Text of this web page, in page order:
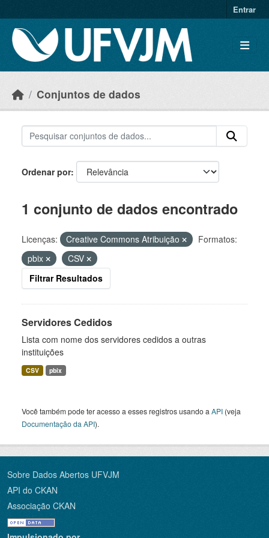
Entrar
Conjuntos de dados
Ordenar por
1 conjunto de dados encontrado
Licenças: Creative Commons Atribuição
Formatos:
pbix
CSV
Filtrar Resultados
Servidores Cedidos
Lista com nome dos servidores cedidos a outras
instituições
CSV pbix
Você também pode ter acesso a esses registros usando a API (veja
Documentação da API).
Sobre Dados Abertos UFVJM
API do CKAN
Associação CKAN